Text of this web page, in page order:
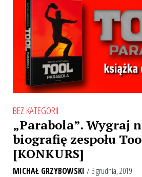
BEZ KATEGORII
„Parabola”. Wygraj
biografię zespołu
[KONKURS]
MICHAŁ GRZYBOWSKI / 3 grudnia, 2019